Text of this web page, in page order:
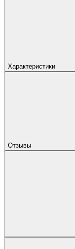
Характеристики
Отзывы